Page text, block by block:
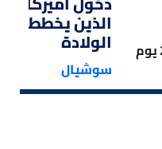
الذين يخططون
الولادة
سوشيال